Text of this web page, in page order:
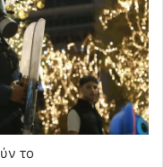
το